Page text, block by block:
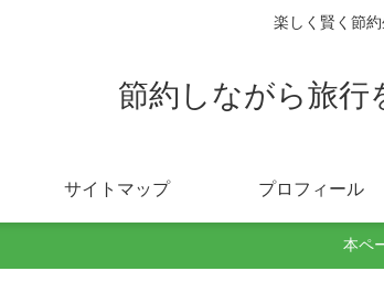
楽しく賢く節
節約しながら旅行
サイトマップ プロフィール
本ペ